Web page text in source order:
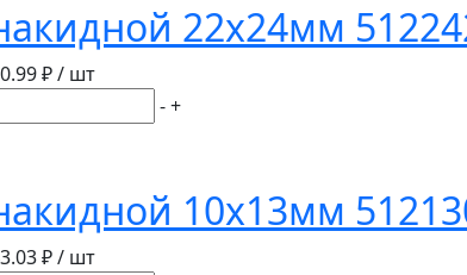
22х24мм
₽ / шт
-+
10х13мм
₽ / шт